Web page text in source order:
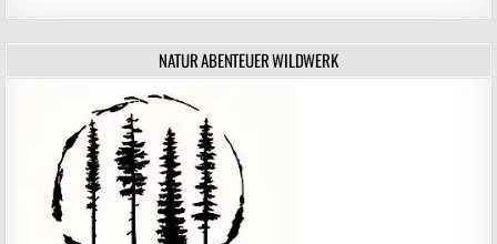
NATUR ABENTEUER WILDWERK